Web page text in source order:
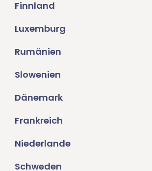
Finnland
Luxemburg
Rumänien
Slowenien
Dänemark
Frankreich
Niederlande
Schweden